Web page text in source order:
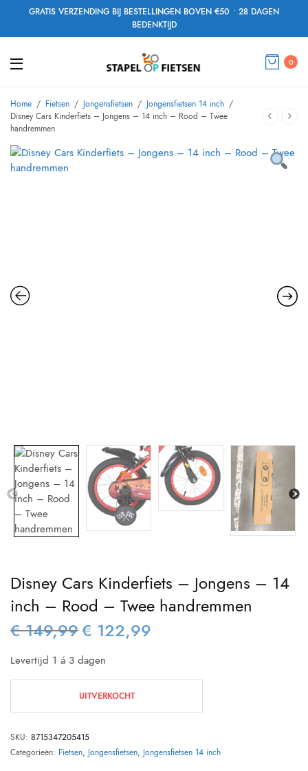
GRATIS VERZENDING BIJ BESTELLINGEN BOVEN €50 • 28 DAGEN
BEDENKTIJD
0
Home / Fietsen / Jongensfietsen / Jongensfietsen 14 inch /
Disney Cars Kinderfiets – Jongens – 14 inch – Rood – Twee
handremmen
Disney Cars Kinderfiets – Jongens – 14
inch – Rood – Twee handremmen
€149,99 Oorspronkelijke
€ 149,99.
€ 122,99
Levertijd 1 á 3 dagen
UITVERKOCHT
SKU: 8715347205415
Categorieën: Fietsen, Jongensfietsen, Jongensfietsen 14 inch